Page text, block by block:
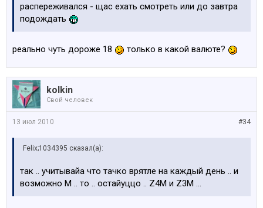
распереживался - щас ехать смотреть или до завтра
подождать
реально чуть дороже 18 только в какой валюте?
kolkin
Свой человек
#34
13 июл 2010
Felix;1034395 сказал(а):
так .. учитывайа что тачко врятле на каждый день .. и
возможно М .. то .. остайуццо .. Z4M и Z3M ...